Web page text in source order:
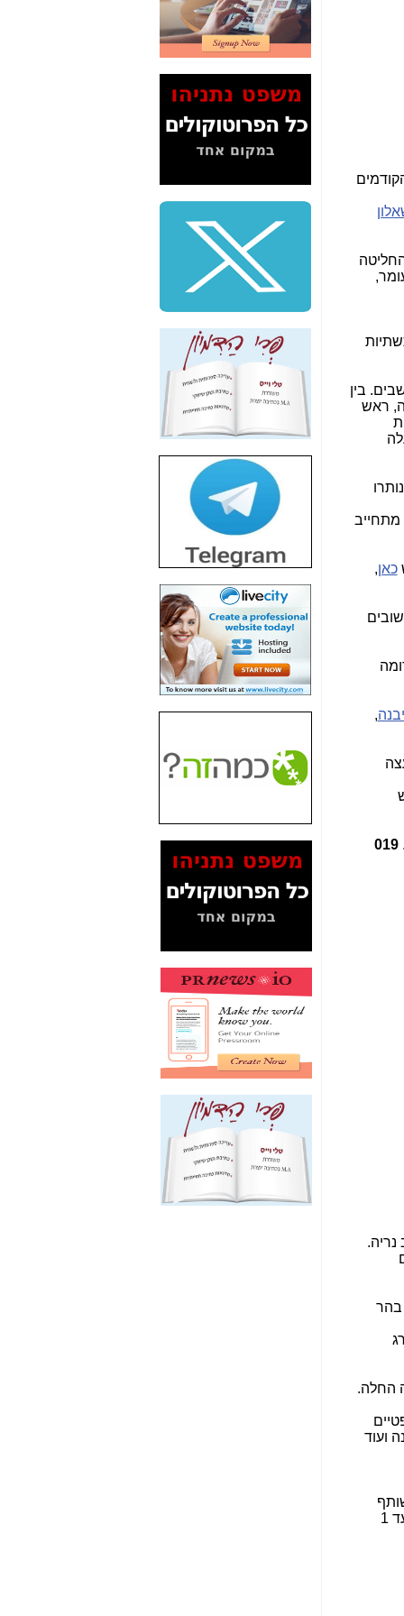
הוא כזה: בזק תפרוס סיבים בפריסה שתגיע לכ-50% מהתושבים. בין
ראש
מתחייב
כאן,
,
019
נריה.
בהר
החלה.
ועוד
משותף
שכולל את חברות טלראן, אקספייבר [Xfiber] ואינטרנט רימון • המיזם יציע אינטרנט מהיר ומסונן במהירות של עד 1
2" על תעלולי השר
משה כחלון -כאן
המשך חשיפת הבלוף
ששמו "מהפיכת
הסלולר" ואיך מסרסים
את הנתונים לציבור -
כאן
סיכום ביקור בסיליקון
משקיעות ומפתחות
באותם תחומים -כאן
שלמה פילבר (עד
לאחרונה מנכ"ל משרד
התקשורת) - עד
מדינה? הצחקתם
"יש אפליה בחקירה"?
חשיפה: למה השר
משה כחלון לא נחקר
עד היום? -
כאן
חשיפת חשד לשחיתות
הדומה לזו של "תיק
הסלולר -כאן
חשיפת מה שלא
רוצים שתדעו בעניין
פריסת אנלימיטד
כאן
חשיפה: איוב קרא
אישר לקבוצת סלקום
בדיוק מה שביבי אישר
כאן
האם השר איוב קרא
היה צריך בכלל לחתום
האם ביבי וקרא קבלו
בכלל תמורה עבור
ההטבות הרגולטוריות
מוכיחים "תפירת תיק"
לאיש הלא נכון! -כאן
עובדות ומסמכים
האם ביבי כשר
תקשורת עזר לקב'
בזק? -כאן
מה מקור ה-Fake
News שהביא לתפירת
תיק לביבי והעלמת
החשודים הנכונים -כאן
אחת הרגליים של "תיק
4000 התפור"
התמוטטה היום
בניצחון (כפול) של בזק
-
כאן
איך כתבות מפנקות
הפכו לפתע לטובת